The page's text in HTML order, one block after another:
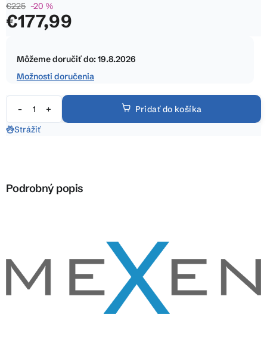
0,0
z
€225 –20 %
€177,99
cena:
Môžeme doručiť do:19.8.2026
Možnosti doručenia
Pridať do košíka
Strážiť
Podrobný popis